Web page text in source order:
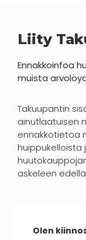
Liity
Ennakkoinfoa
muista
Takuupantin
ainutlaatuisen
ennakkotietoa
huippukelloista
askeleen
Olen